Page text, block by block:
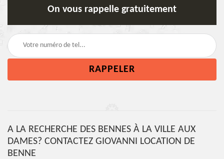
On vous rappelle gratuitement
A LA RECHERCHE DES BENNES À LA VILLE AUX
DAMES? CONTACTEZ GIOVANNI LOCATION DE
BENNE